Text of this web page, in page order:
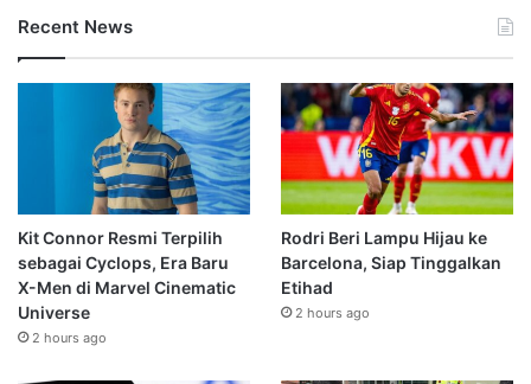
Recent News
Kit Connor Resmi Terpilih
sebagai Cyclops, Era Baru
X-Men di Marvel Cinematic
Universe
2 hours ago
Rodri Beri Lampu Hijau ke
Barcelona, Siap Tinggalkan
Etihad
2 hours ago